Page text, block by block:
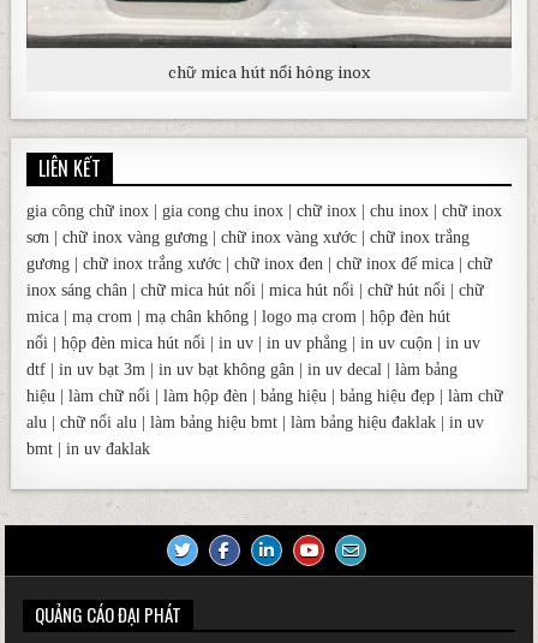
chữ mica hút nổi hông inox
LIÊN KẾT
gia công chữ inox |gia cong chu inox |chữ inox |chu inox |chữ inox
sơn |chữ inox vàng gương |chữ inox vàng xước |chữ inox trắng
gương |chữ inox trắng xước |chữ inox đen |chữ inox đế mica |chữ
inox sáng chân |chữ mica hút nổi |mica hút nổi |chữ hút nổi |chữ
mica |mạ crom |mạ chân không |logo mạ crom |hộp đèn hút
nổi |hộp đèn mica hút nổi |in uv |in uv phẳng |in uv cuộn |in uv
dtf |in uv bạt 3m |in uv bạt không gân |in uv decal |làm bảng
hiệu |làm chữ nổi |làm hộp đèn |bảng hiệu |bảng hiệu đẹp |làm chữ
alu |chữ nổi alu |làm bảng hiệu bmt |làm bảng hiệu đaklak |in uv
bmt |in uv đaklak
QUẢNG CÁO ĐẠI PHÁT